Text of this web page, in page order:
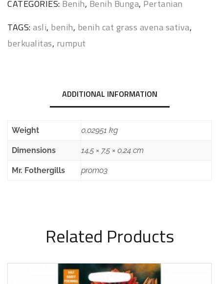
CATEGORIES: Benih, Benih Bunga, Pertanian
TAGS:asli, benih, benih cat grass avena sativa,
berkualitas, rumput
ADDITIONAL INFORMATION
Weight 0,02951 kg
Dimensions 14,5 × 7,5 × 0,24 cm
Mr. Fothergills promo3
Related Products